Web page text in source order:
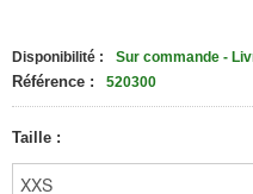
Disponibilité : Sur commande -
Référence : 520300
Taille :